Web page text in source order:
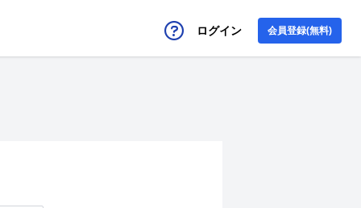
ログイン 会員登録(無料)